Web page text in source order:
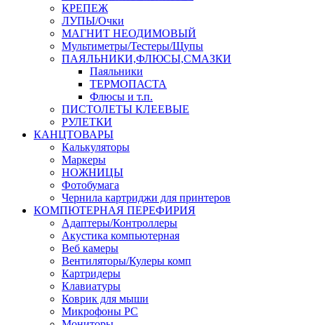
КРЕПЕЖ
ЛУПЫ/Очки
МАГНИТ НЕОДИМОВЫЙ
Мультиметры/Тестеры/Щупы
ПАЯЛЬНИКИ,ФЛЮСЫ,СМАЗКИ
Паяльники
ТЕРМОПАСТА
Флюсы и т.п.
ПИСТОЛЕТЫ КЛЕЕВЫЕ
РУЛЕТКИ
КАНЦТОВАРЫ
Калькуляторы
Маркеры
НОЖНИЦЫ
Фотобумага
Чернила картриджи для принтеров
КОМПЮТЕРНАЯ ПЕРЕФИРИЯ
Адаптеры/Контроллеры
Акустика компьютерная
Веб камеры
Вентиляторы/Кулеры комп
Картридеры
Клавиатуры
Коврик для мыши
Микрофоны PC